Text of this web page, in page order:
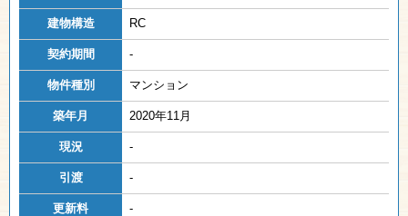
建物構造 RC
契約期間 -
物件種別 マンション
築年月 2020年11月
現況 -
引渡 -
更新料 -